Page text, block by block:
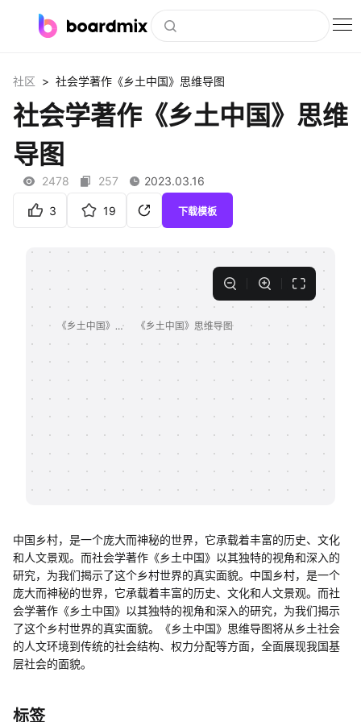
社区资源
会员
企业服务
客户案例
支持
帮助中心
知识分享社区
社区 > 社会学著作《乡土中国》思维导图
社会学著作《乡土中国》思维
导图
2478 257 2023.03.16
3 19 下载模板
中国乡村，是一个庞大而神秘的世界，它承载着丰富的历史、文化
和人文景观。而社会学著作《乡土中国》以其独特的视角和深入的
研究，为我们揭示了这个乡村世界的真实面貌。中国乡村，是一个
庞大而神秘的世界，它承载着丰富的历史、文化和人文景观。而社
会学著作《乡土中国》以其独特的视角和深入的研究，为我们揭示
了这个乡村世界的真实面貌。《乡土中国》思维导图将从乡土社会
的人文环境到传统的社会结构、权力分配等方面，全面展现我国基
层社会的面貌。
标签